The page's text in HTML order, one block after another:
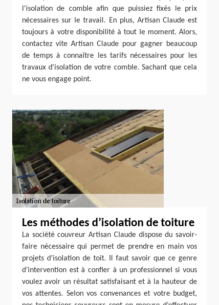
l'isolation de comble afin que puissiez fixés le prix
nécessaires sur le travail. En plus, Artisan Claude est
toujours à votre disponibilité à tout le moment. Alors,
contactez vite Artisan Claude pour gagner beaucoup
de temps à connaître les tarifs nécessaires pour les
travaux d'isolation de votre comble. Sachant que cela
ne vous engage point.
Les méthodes d’isolation de toiture
La société couvreur Artisan Claude dispose du savoir-
faire nécessaire qui permet de prendre en main vos
projets d’isolation de toit. Il faut savoir que ce genre
d’intervention est à confier à un professionnel si vous
voulez avoir un résultat satisfaisant et à la hauteur de
vos attentes. Selon vos convenances et votre budget,